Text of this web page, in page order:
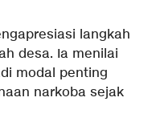
langkah
desa. Ia menilai
modal penting
narkoba sejak